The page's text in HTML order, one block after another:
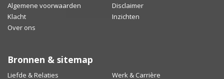
Algemene voorwaarden
Disclaimer
Klacht
Inzichten
Over ons
Bronnen & sitemap
Liefde & Relaties Werk & Carrière